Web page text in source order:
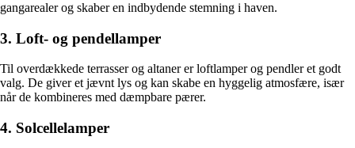
gangarealer og skaber en indbydende stemning i haven.
3. Loft- og pendellamper
Til overdækkede terrasser og altaner er loftlamper og pendler et godt
valg. De giver et jævnt lys og kan skabe en hyggelig atmosfære, især
når de kombineres med dæmpbare pærer.
4. Solcellelamper